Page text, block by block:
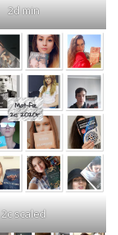
2d min
2c scaled